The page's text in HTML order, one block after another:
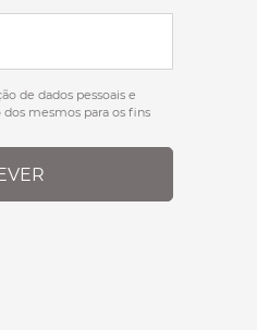
de dados pessoais e
mesmos para os fins